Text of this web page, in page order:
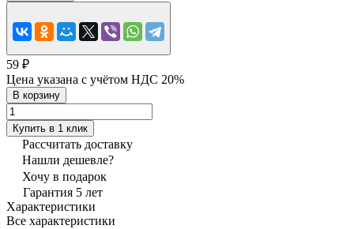
59 ₽
Цена указана с учётом НДС 20%
В корзину
Купить в 1 клик
Рассчитать доставку
Нашли дешевле?
Хочу в подарок
Гарантия 5 лет
Характеристики
Все характеристики